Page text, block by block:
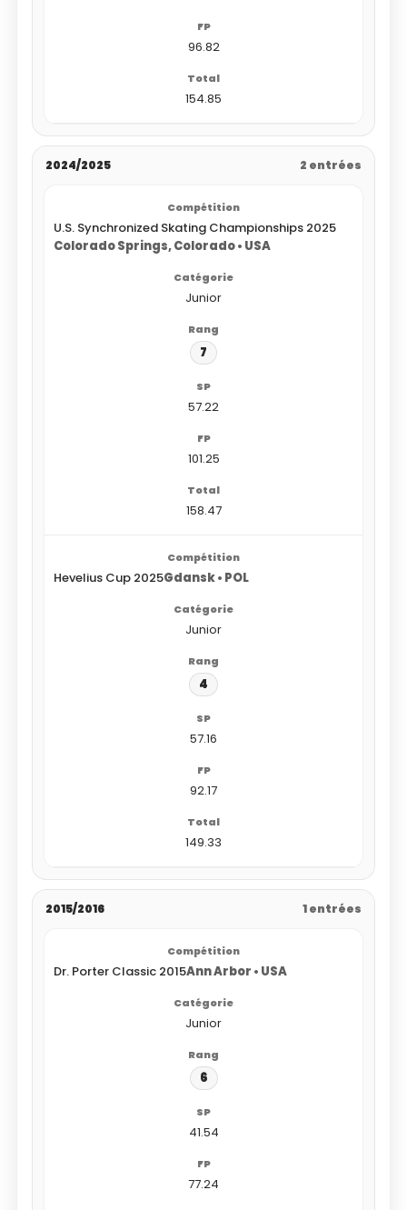
96.82
154.85
2024/2025 2 entrées
U.S. Synchronized Skating Championships 2025
Colorado Springs, Colorado • USA
Junior
7
57.22
101.25
158.47
Hevelius Cup 2025Gdansk • POL
Junior
4
57.16
92.17
149.33
2015/2016 1 entrées
Dr. Porter Classic 2015Ann Arbor • USA
Junior
6
41.54
77.24